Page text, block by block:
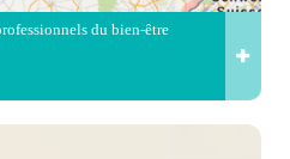
du bien-être